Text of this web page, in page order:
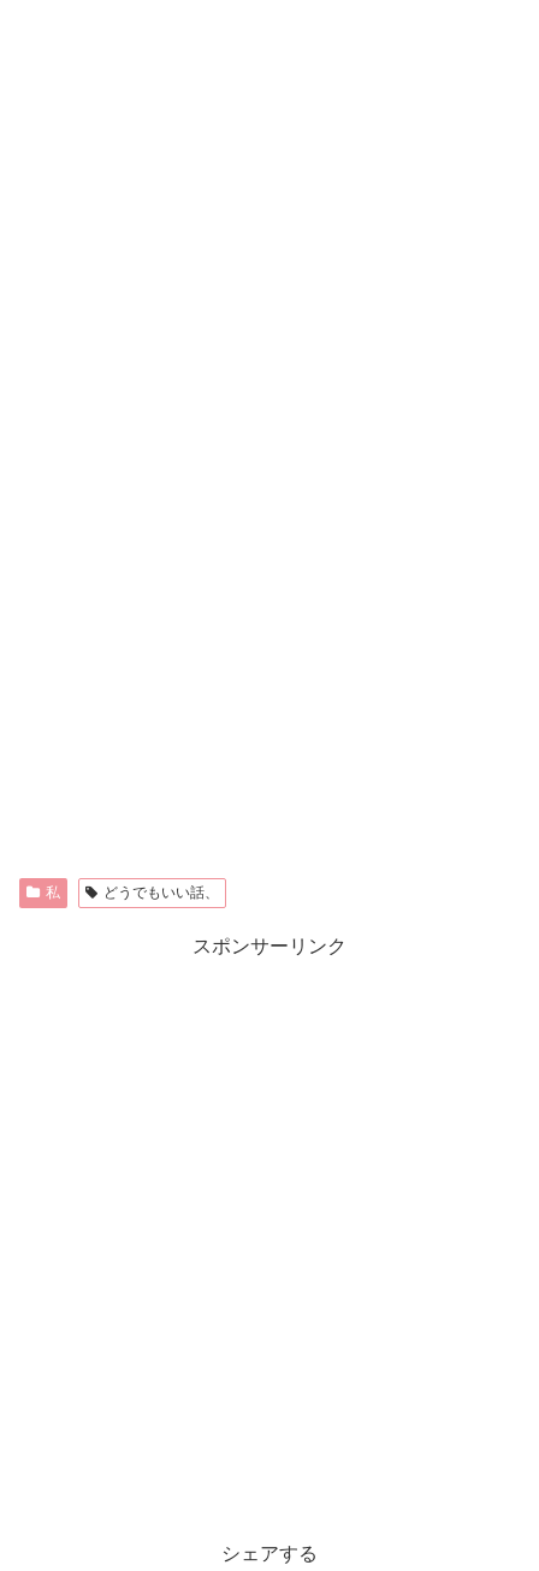
私 どうでもいい話、
スポンサーリンク
シェアする